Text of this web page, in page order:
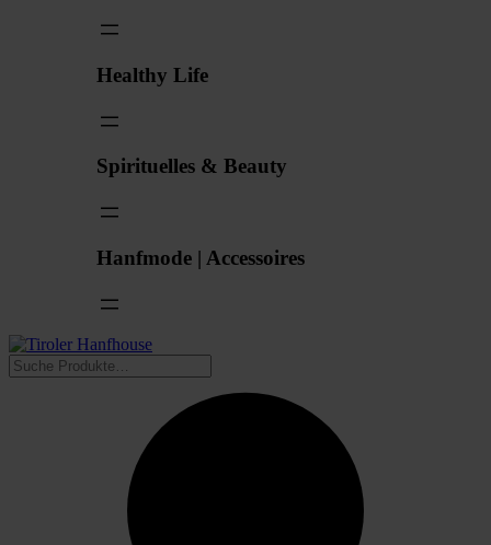
Healthy Life
Spirituelles & Beauty
Hanfmode | Accessoires
Suchen